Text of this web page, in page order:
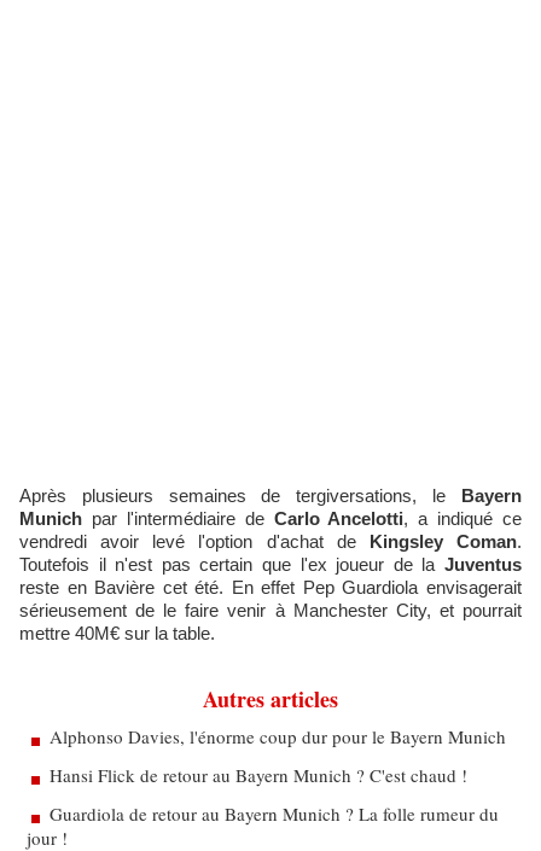
Après plusieurs semaines de tergiversations, le Bayern
Munich par l'intermédiaire de Carlo Ancelotti, a indiqué ce
vendredi avoir levé l'option d'achat de Kingsley Coman.
Toutefois il n'est pas certain que l'ex joueur de la Juventus
reste en Bavière cet été. En effet Pep Guardiola envisagerait
sérieusement de le faire venir à Manchester City, et pourrait
mettre 40M€ sur la table.
Autres articles
Alphonso Davies, l'énorme coup dur pour le Bayern Munich
Hansi Flick de retour au Bayern Munich ? C'est chaud !
Guardiola de retour au Bayern Munich ? La folle rumeur du
jour !